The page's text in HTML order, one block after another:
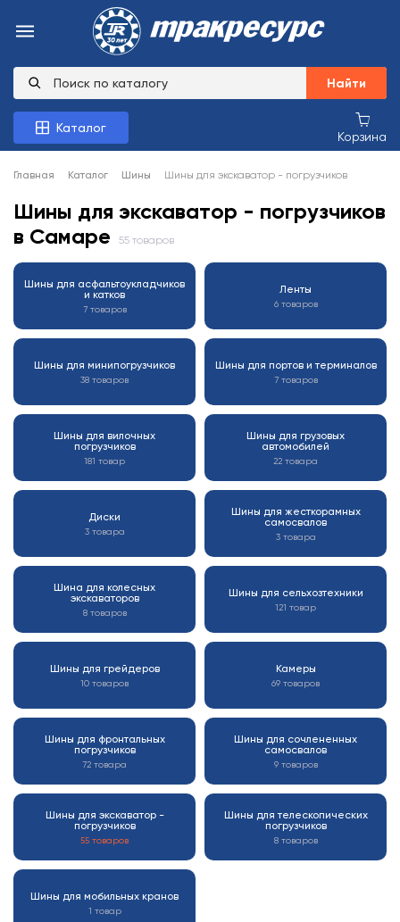
Найти
Каталог
Корзина
Главная Каталог Шины Шины для экскаватор - погрузчиков
Шины для экскаватор - погрузчиков
в Самаре
55 товаров
Шины для асфальтоукладчиков
и катков
7 товаров
Ленты
6 товаров
Шины для минипогрузчиков
38 товаров
Шины для портов и терминалов
7 товаров
Шины для вилочных
погрузчиков
181 товар
Шины для грузовых
автомобилей
22 товара
Диски
3 товара
Шины для жесткорамных
самосвалов
3 товара
Шина для колесных
экскаваторов
8 товаров
Шины для сельхозтехники
121 товар
Шины для грейдеров
10 товаров
Камеры
69 товаров
Шины для фронтальных
погрузчиков
72 товара
Шины для сочлененных
самосвалов
9 товаров
Шины для экскаватор -
погрузчиков
55 товаров
Шины для телескопических
погрузчиков
8 товаров
Шины для мобильных кранов
1 товар